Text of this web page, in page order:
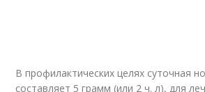
В профилактических целях суточная
составляет 5 грамм (или 2 ч. л), для